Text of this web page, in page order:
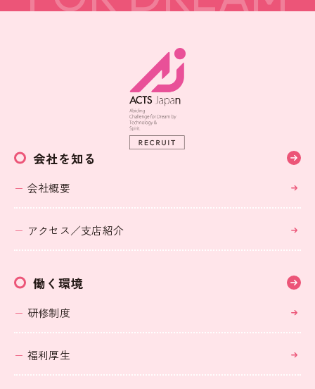
会社を知る
会社概要
アクセス／支店紹介
働く環境
研修制度
福利厚生